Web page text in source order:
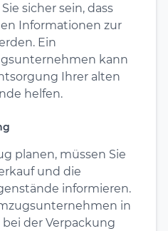
sicher sein, dass
Informationen zur
Ein
kann
Ihrer alten
helfen.
planen, müssen Sie
und die
informieren.
in
der Verpackung